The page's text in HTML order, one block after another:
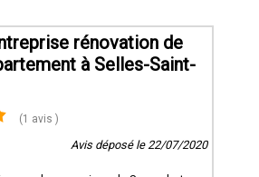
rénovation de
à Selles-Saint-
(1 avis )
Avis déposé le 22/07/2020